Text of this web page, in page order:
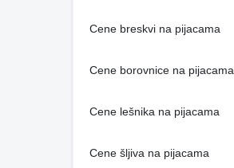
Cene breskvi na pijacama
Cene borovnice na pijacama
Cene lešnika na pijacama
Cene šljiva na pijacama